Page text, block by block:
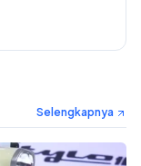
Selengkapnya